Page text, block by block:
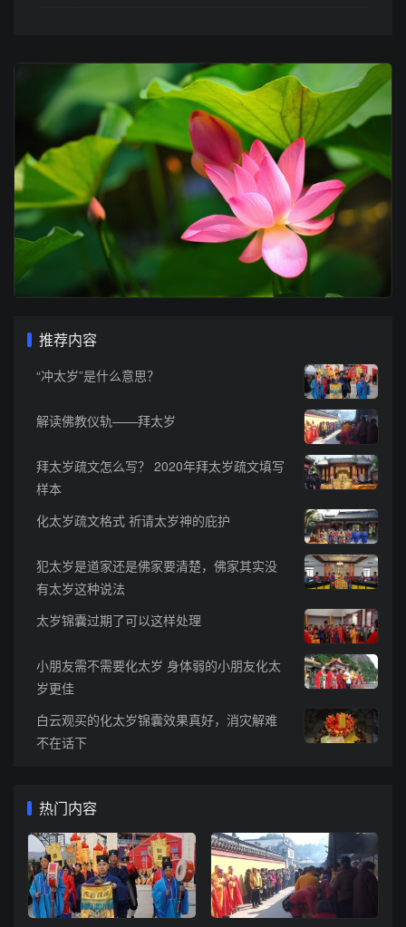
推荐内容
“冲太岁”是什么意思？
解读佛教仪轨——拜太岁
拜太岁疏文怎么写？ 2020年拜太岁疏文填写
样本
化太岁疏文格式 祈请太岁神的庇护
犯太岁是道家还是佛家要清楚，佛家其实没
有太岁这种说法
太岁锦囊过期了可以这样处理
小朋友需不需要化太岁 身体弱的小朋友化太
岁更佳
白云观买的化太岁锦囊效果真好，消灾解难
不在话下
热门内容